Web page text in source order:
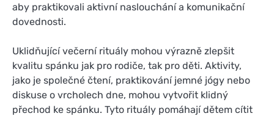
aby praktikovali aktivní naslouchání a komunikační
dovednosti.
Uklidňující večerní rituály mohou výrazně zlepšit
kvalitu spánku jak pro rodiče, tak pro děti. Aktivity,
jako je společné čtení, praktikování jemné jógy nebo
diskuse o vrcholech dne, mohou vytvořit klidný
přechod ke spánku. Tyto rituály pomáhají dětem cítit